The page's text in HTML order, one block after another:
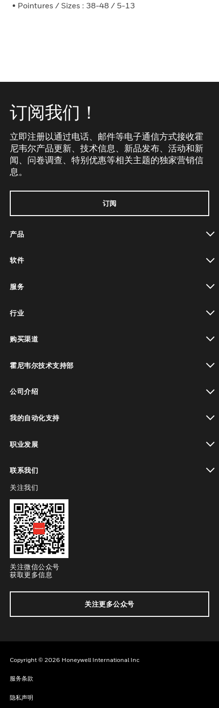
• Pointures / Sizes : 38-48 / 5-13
订阅我们！
立即注册以通过电话、邮件等电子通信方式接收霍
尼韦尔产品更新、技术信息、新品发布、活动和新
闻、问卷调查、特别优惠等相关主题的独家营销信
息。
订阅
产品
软件
服务
行业
购买渠道
霍尼韦尔技术支持部
公司介绍
我的自动化支持
职业发展
联系我们
toggle view
关注我们
关注微信公众号
获取更多信息
关注更多公众号
Copyright © 2026 Honeywell International Inc
服务条款
隐私声明